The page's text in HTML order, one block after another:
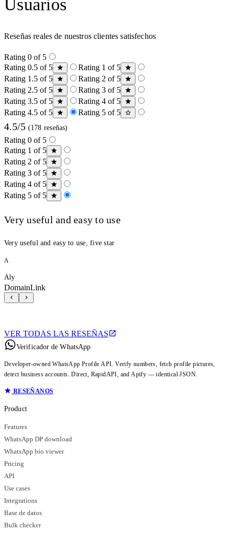
Usuarios
Reseñas reales de nuestros clientes satisfechos
Rating 0 of 5
Rating 0.5 of 5
Rating 1 of 5
Rating 1.5 of 5
Rating 2 of 5
Rating 2.5 of 5
Rating 3 of 5
Rating 3.5 of 5
Rating 4 of 5
Rating 4.5 of 5
Rating 5 of 5
4.5/5 (178 reseñas)
Rating 0 of 5
Rating 1 of 5
Rating 2 of 5
Rating 3 of 5
Rating 4 of 5
Rating 5 of 5
Very useful and easy to use
Very useful and easy to use, five star
A
Aly
DomainLink
VER TODAS LAS RESEÑAS
Verificador de WhatsApp
Developer-owned WhatsApp Profile API. Verify numbers, fetch profile pictures,
detect business accounts. Direct, RapidAPI, and Apify — identical JSON.
RESEÑANOS
Product
Features
WhatsApp DP download
WhatsApp bio viewer
Pricing
API
Use cases
Integrations
Base de datos
Bulk checker